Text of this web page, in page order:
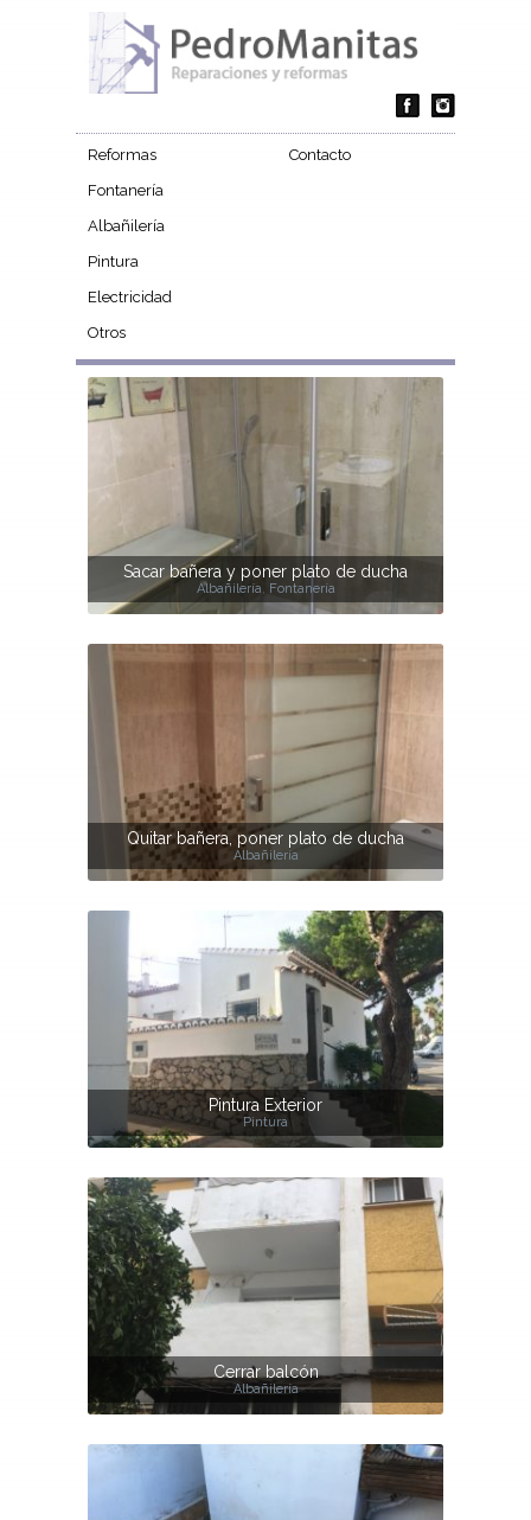
Reformas
Fontanería
Albañilería
Pintura
Electricidad
Otros
Contacto
Sacar bañera y poner plato de ducha
Albañilería, Fontanería
Quitar bañera, poner plato de ducha
Albañilería
Pintura Exterior
Pintura
Cerrar balcón
Albañilería